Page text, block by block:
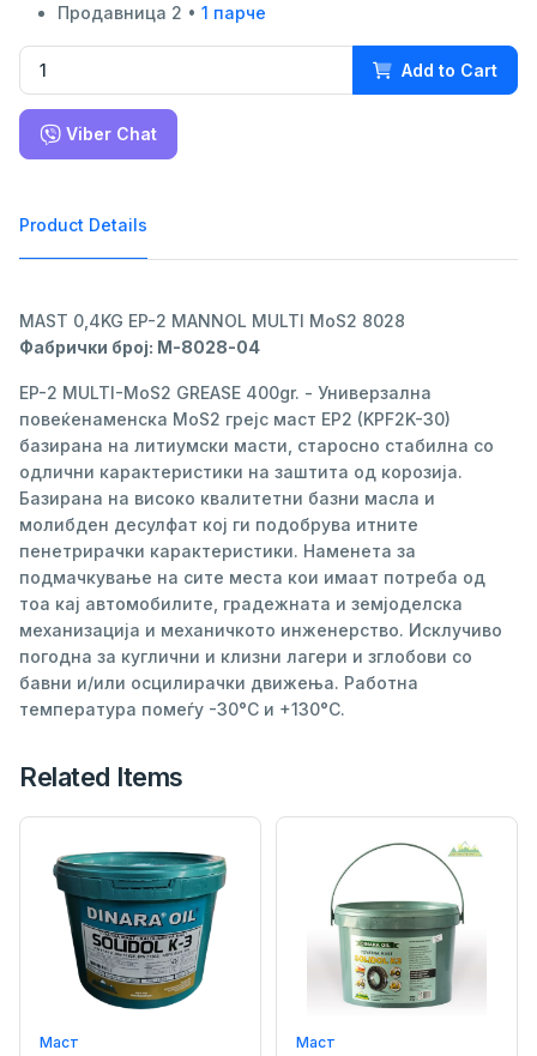
Продавница 2 • 1 парче
Add to Cart
Viber Chat
Product Details
MAST 0,4KG EP-2 MANNOL MULTI MoS2 8028
Фабрички број: M-8028-04
EP-2 MULTI-MoS2 GREASE 400gr. - Универзална
повеќенаменска MoS2 грејс маст EP2 (KPF2K-30)
базирана на литиумски масти, старосно стабилна со
одлични карактеристики на заштита од корозија.
Базирана на високо квалитетни базни масла и
молибден десулфат кој ги подобрува итните
пенетрирачки карактеристики. Наменета за
подмачкување на сите места кои имаат потреба од
тоа кај автомобилите, градежната и земјоделска
механизација и механичкото инженерство. Исклучиво
погодна за куглични и клизни лагери и зглобови со
бавни и/или осцилирачки движења. Работна
температура помеѓу -30°C и +130°C.
Related Items
Маст Маст